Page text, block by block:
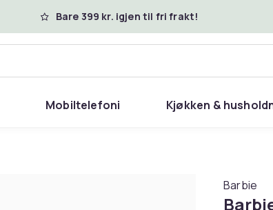
Bare 399 kr. igjen til fri frakt!
Mobiltelefoni Kjøkken &
Barbie